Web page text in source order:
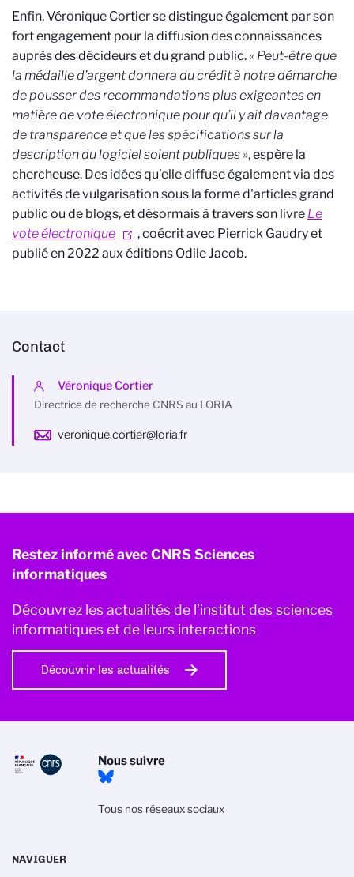
Enfin, Véronique Cortier se distingue également par son
fort engagement pour la diffusion des connaissances
auprès des décideurs et du grand public.« Peut-être que
la médaille d’argent donnera du crédit à notre démarche
de pousser des recommandations plus exigeantes en
matière de vote électronique pour qu’il y ait davantage
de transparence et que les spécifications sur la
description du logiciel soient publiques », espère la
chercheuse. Des idées qu’elle diffuse également via des
activités de vulgarisation sous la forme d'articles grand
public ou de blogs, et désormais à travers son livre Le
vote électronique
, coécrit avec Pierrick Gaudry et
publié en 2022 aux éditions Odile Jacob.
Contact
Véronique Cortier
Directrice de recherche CNRS au LORIA
veronique.cortier@loria.fr
Restez informé avec CNRS Sciences
informatiques
Découvrez les actualités de l’institut des sciences
informatiques et de leurs interactions
Découvrir les actualités
Nous suivre
Tous nos réseaux sociaux
NAVIGUER